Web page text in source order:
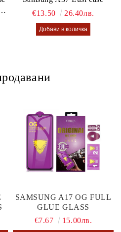
€13.50
26.40лв.
SAMSUNG A17 OG FULL
GLUE GLASS
€7.67
15.00лв.